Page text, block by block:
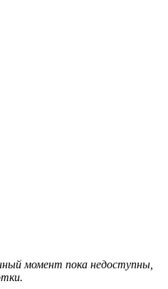
момент пока недоступны,